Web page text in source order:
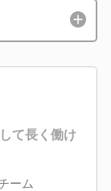
て長く働け
ーム